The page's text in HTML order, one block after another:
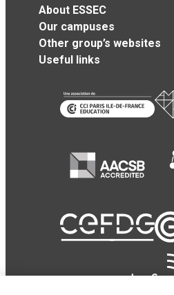
About ESSEC
Our campuses
Other group’s websites
Useful links